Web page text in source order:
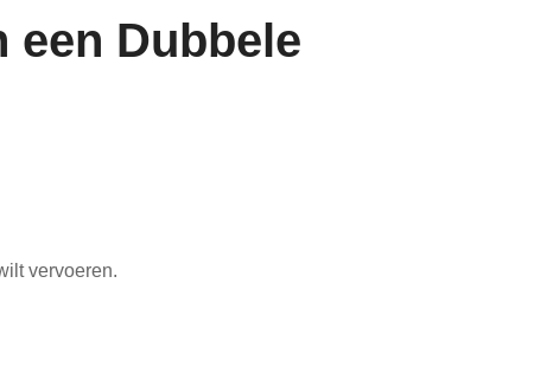
een Dubbele
vervoeren.